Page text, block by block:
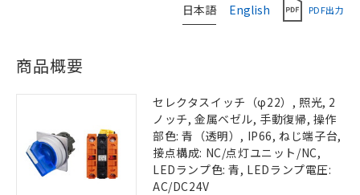
日本語 English PDF出力
商品概要
セレクタスイッチ（φ22）, 照光, 2
ノッチ, 金属ベゼル, 手動復帰, 操作
部色: 青（透明）, IP66, ねじ端子台,
接点構成: NC/点灯ユニット/NC,
LEDランプ色: 青, LEDランプ電圧:
AC/DC24V